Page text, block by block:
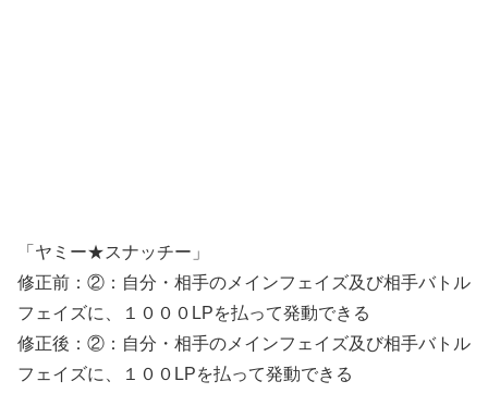
「ヤミー★スナッチー」
修正前：②：自分・相手のメインフェイズ及び相手バトル
フェイズに、１０００LPを払って発動できる
修正後：②：自分・相手のメインフェイズ及び相手バトル
フェイズに、１００LPを払って発動できる